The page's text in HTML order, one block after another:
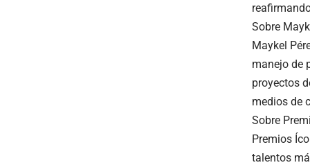
Sobre
Maykel
manejo de
proyectos
medios de
Sobre
Premios
talentos